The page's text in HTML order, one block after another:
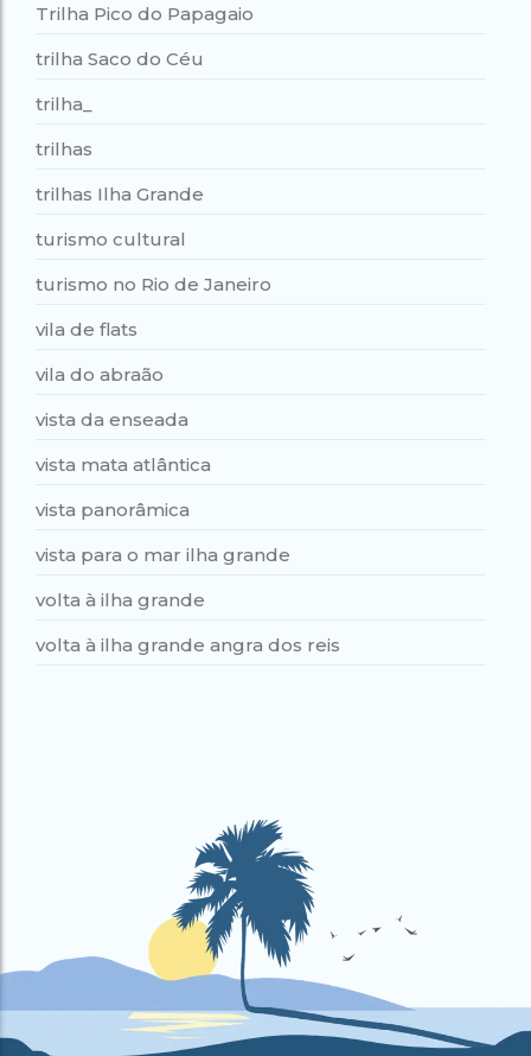
Trilha Pico do Papagaio
trilha Saco do Céu
trilha_
trilhas
trilhas Ilha Grande
turismo cultural
turismo no Rio de Janeiro
vila de flats
vila do abraão
vista da enseada
vista mata atlântica
vista panorâmica
vista para o mar ilha grande
volta à ilha grande
volta à ilha grande angra dos reis